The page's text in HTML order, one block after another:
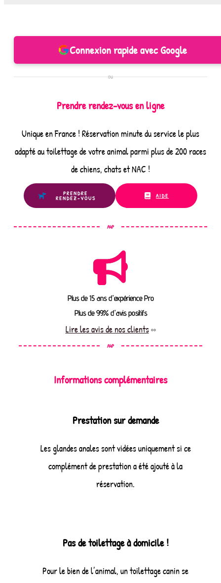
Connexion rapide avec Google
ou
Prendre rendez-vous en ligne
Unique en France ! Réservation minute du service le plus
adapté au toilettage de votre animal parmi plus de 200 races
de chiens, chats et NAC !
PRENDRE
RENDEZ-VOUS AIDE
A4P
Plus de 15 ans d'expérience Pro
Plus de 99% d'avis positifs
Lire les avis de nos clients
A4P
Informations complémentaires
Prestation sur demande
Les glandes anales sont vidées uniquement si ce
complément de prestation a été ajouté à la
réservation.
Pas de toilettage à domicile !
Pour le bien de l’animal, un toilettage canin se